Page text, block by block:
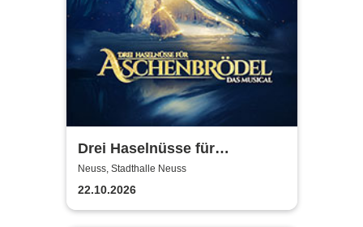
Drei Haselnüsse für
Aschenbrödel - Das Musical
Neuss, Stadthalle Neuss
22.10.2026